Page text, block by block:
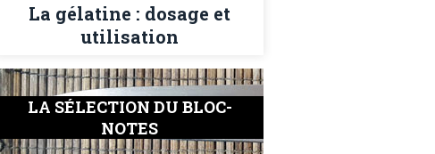
La gélatine : dosage et
utilisation
LA SÉLECTION DU BLOC-
NOTES